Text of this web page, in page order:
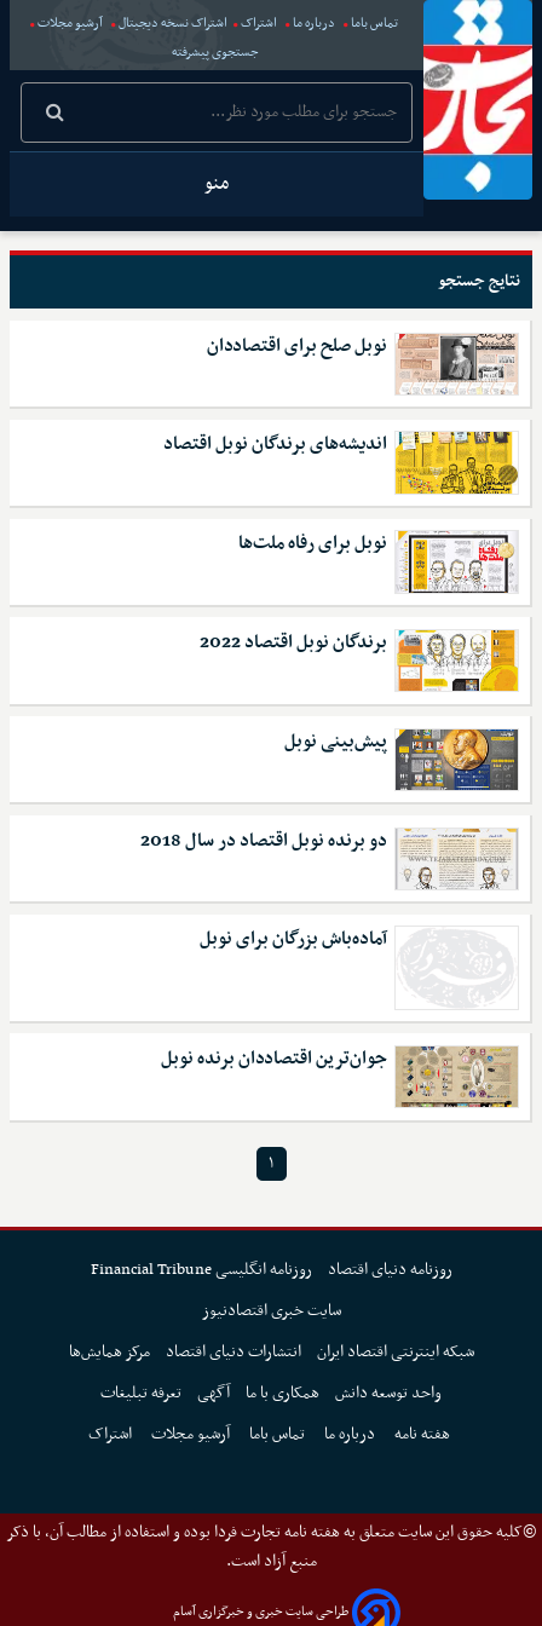
تماس باما درباره ما اشتراک اشتراک نسخه دیجیتال
آرشیو مجلات
جستجوی پیشرفته
منو
نتایج جستجو
نوبل صلح برای اقتصاددان
اندیشه‌های برندگان نوبل اقتصاد
نوبل برای رفاه ملت‌ها
برندگان نوبل اقتصاد 2022
پیش‌بینی نوبل
دو برنده نوبل اقتصاد در سال 2018
آماده‌باش بزرگان برای نوبل
جوان‌ترین اقتصاددان برنده نوبل
۱
روزنامه دنیای اقتصاد
روزنامه انگلیسی Financial Tribune
سایت خبری اقتصادنیوز
شبکه اینترنتی اقتصاد ایران انتشارات دنیای اقتصاد
مرکز همایش‌ها
واحد توسعه دانش همکاری با ما آگهی تعرفه تبلیغات
هفته نامه
درباره ما تماس باما آرشیو مجلات اشتراک
©کلیه حقوق این سایت متعلق به هفته نامه تجارت فردا بوده و استفاده از مطالب آن، با ذکر
منبع آزاد است.
طراحی سایت خبری و خبرگزاری آسام